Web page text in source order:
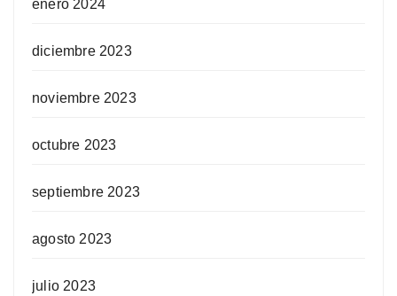
enero 2024
diciembre 2023
noviembre 2023
octubre 2023
septiembre 2023
agosto 2023
julio 2023